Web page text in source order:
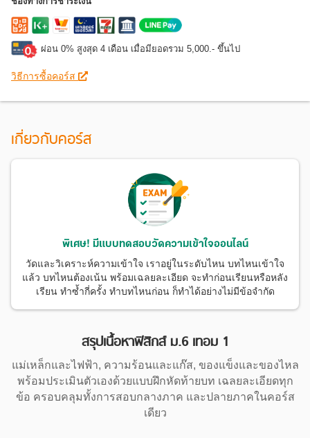
ผ่อน 0% สูงสุด 4 เดือน เมื่อมียอดรวม 5,000.- ขึ้นไป
วิธีการซื้อคอร์ส
เกี่ยวกับคอร์ส
พิเศษ! มีแบบทดสอบวัดความเข้าใจออนไลน์
วัดและวิเคราะห์ความเข้าใจ เราอยู่ในระดับไหน บทไหนเข้าใจ
แล้ว บทไหนต้องเน้น พร้อมเฉลยละเอียด จะทำก่อนเรียนหรือหลัง
เรียน ทำซ้ำกี่ครั้ง ทำบทไหนก่อน ก็ทำได้อย่างไม่มีข้อจำกัด
สรุปเนื้อหาฟิสิกส์ ม.6 เทอม 1
แม่เหล็กและไฟฟ้า, ความร้อนและแก๊ส, ของแข็งและของไหล
พร้อมประเมินตัวเองด้วยแบบฝึกหัดท้ายบท เฉลยละเอียดทุก
ข้อ ครอบคลุมทั้งการสอบกลางภาค และปลายภาคในคอร์ส
เดียว